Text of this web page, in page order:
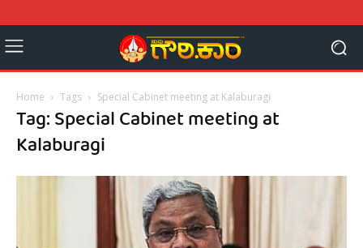
Home Tags Special Cabinet meeting at Kalaburagi
Tag: Special Cabinet meeting at
Kalaburagi